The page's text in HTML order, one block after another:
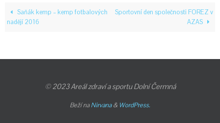
Saňák kemp – kemp fotbalových
nadějí 2016
Sportovní den společnosti FOREZ v
AZAS
© 2023 Areál zdraví a sportu Dolní Čermná
Beží naNirvana& WordPress.